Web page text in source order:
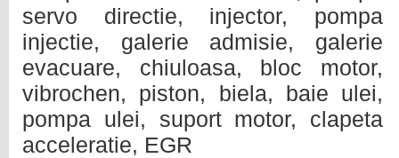
servo directie, injector, pompa
injectie, galerie admisie, galerie
evacuare, chiuloasa, bloc motor,
vibrochen, piston, biela, baie ulei,
pompa ulei, suport motor, clapeta
acceleratie, EGR